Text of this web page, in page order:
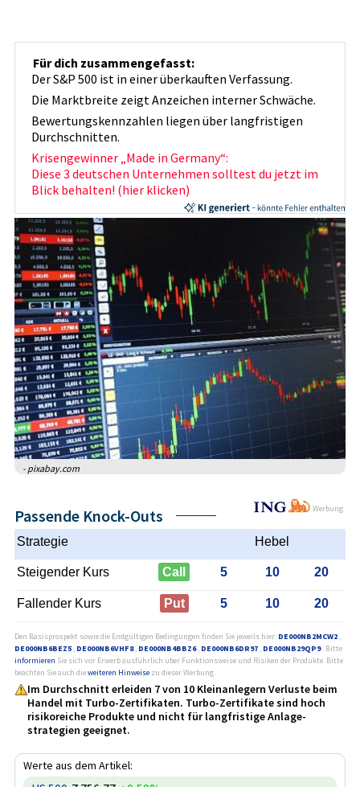
Für dich zusammengefasst:
Der S&P 500 ist in einer überkauften Verfassung.
Die Marktbreite zeigt Anzeichen interner Schwäche.
Bewertungskennzahlen liegen über langfristigen
Durchschnitten.
Krisengewinner „Made in Germany“:
Diese 3 deutschen Unternehmen solltest du jetzt im
Blick behalten! (hier klicken)
- pixabay.com
Werbung
Passende Knock-Outs
Strategie Hebel
Steigender Kurs Call 5 10 20
Fallender Kurs Put 5 10 20
Den Basisprospekt sowie die Endgültigen Bedingungen finden Sie jeweils hier: DE000NB2MCW2 ,
DE000NB6BEZ5 , DE000NB6VHF8, DE000NB4BBZ6, DE000NB6DR97 , DE000NB29QP9. Bitte
informieren Sie sich vor Erwerb ausführlich über Funktionsweise und Risiken der Produkte. Bitte
beachten Sie auch dieweiteren Hinweise zu dieser Werbung.
Im Durchschnitt erleiden 7 von 10 Kleinanlegern Verluste beim
Handel mit Turbo-Zertifikaten. Turbo-Zertifikate sind hoch
risikoreiche Produkte und nicht für langfristige Anlage­
strategien geeignet.
Werte aus dem Artikel: